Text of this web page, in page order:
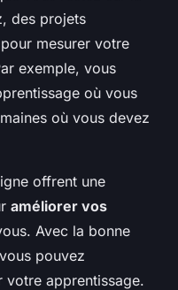
des projets
mesurer votre
exemple, vous
où vous
où vous devez
offrent une
améliorer vos
Avec la bonne
pouvez
votre apprentissage.